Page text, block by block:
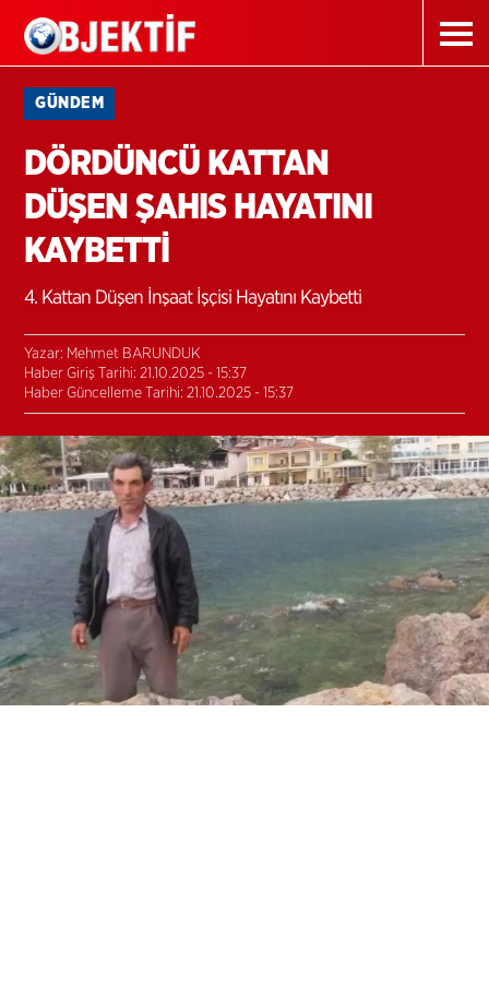
GÜNDEM
DÖRDÜNCÜ KATTAN
DÜŞEN ŞAHIS HAYATINI
KAYBETTİ
4. Kattan Düşen İnşaat İşçisi Hayatını Kaybetti
Yazar: Mehmet BARUNDUK
Haber Giriş Tarihi: 21.10.2025 - 15:37
Haber Güncelleme Tarihi: 21.10.2025 - 15:37